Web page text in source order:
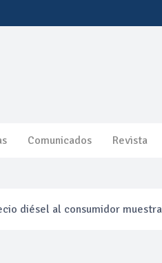
Comunicados Revista
diésel al consumidor